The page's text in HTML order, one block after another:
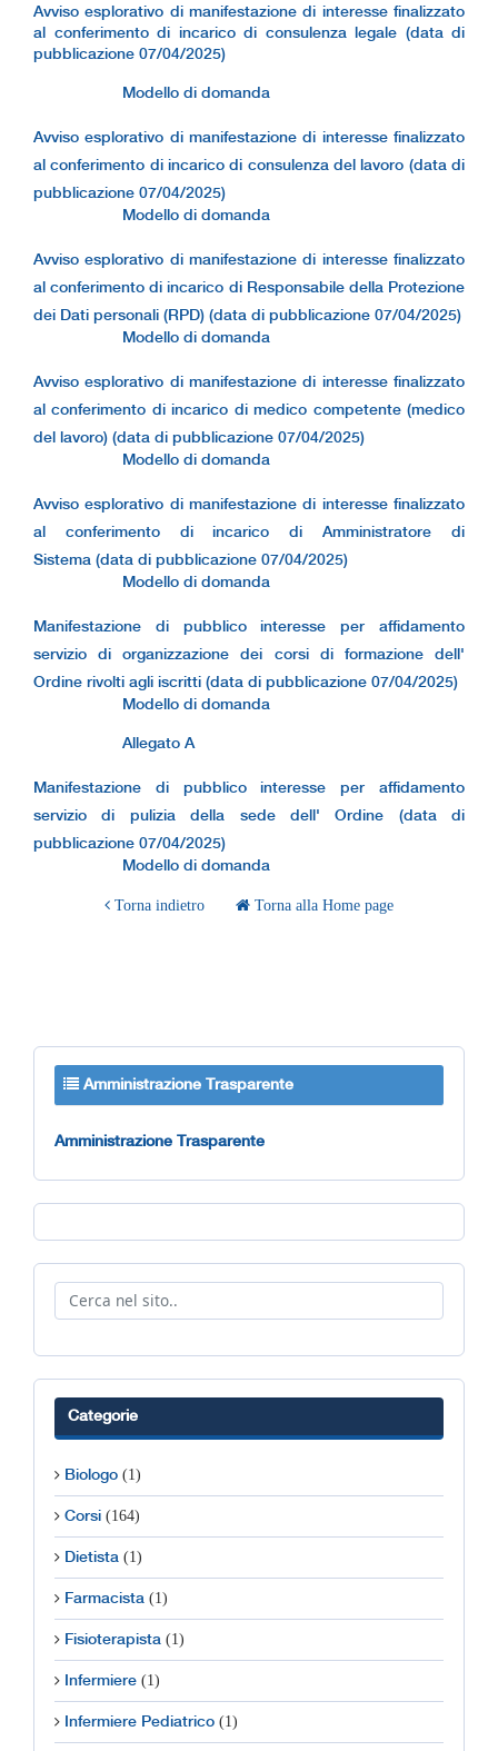
Avviso esplorativo di manifestazione di interesse finalizzato
al conferimento di incarico di consulenza legale (data di
pubblicazione 07/04/2025)
Modello di domanda
Avviso esplorativo di manifestazione di interesse finalizzato
al conferimento di incarico di consulenza del lavoro (data di
pubblicazione 07/04/2025)
Modello di domanda
Avviso esplorativo di manifestazione di interesse finalizzato
al conferimento di incarico di Responsabile della Protezione
dei Dati personali (RPD) (data di pubblicazione 07/04/2025)
Modello di domanda
Avviso esplorativo di manifestazione di interesse finalizzato
al conferimento di incarico di medico competente (medico
del lavoro) (data di pubblicazione 07/04/2025)
Modello di domanda
Avviso esplorativo di manifestazione di interesse finalizzato
al conferimento di incarico di Amministratore di
Sistema (data di pubblicazione 07/04/2025)
Modello di domanda
Manifestazione di pubblico interesse per affidamento
servizio di organizzazione dei corsi di formazione dell'
Ordine rivolti agli iscritti (data di pubblicazione 07/04/2025)
Modello di domanda
Allegato A
Manifestazione di pubblico interesse per affidamento
servizio di pulizia della sede dell' Ordine (data di
pubblicazione 07/04/2025)
Modello di domanda
Torna indietro Torna alla Home page
Amministrazione Trasparente
Amministrazione Trasparente
Categorie
Biologo (1)
Corsi (164)
Dietista (1)
Farmacista (1)
Fisioterapista (1)
Infermiere (1)
Infermiere Pediatrico (1)